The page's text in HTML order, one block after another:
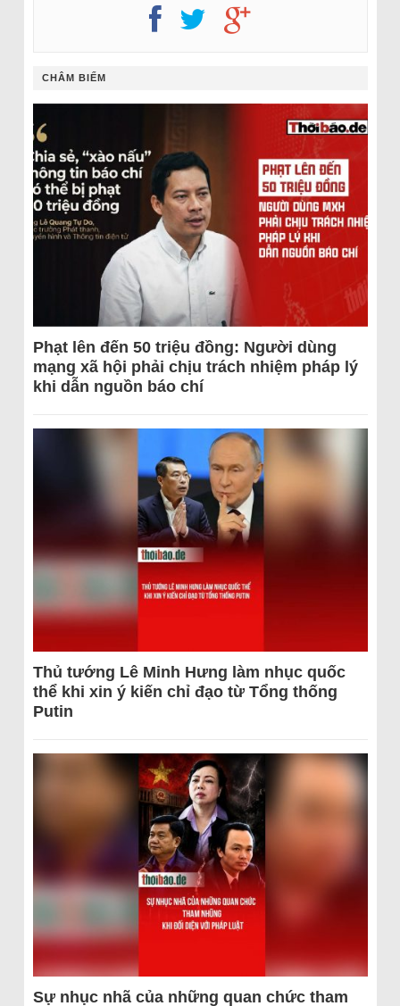
CHÂM BIẾM
Phạt lên đến 50 triệu đồng: Người dùng
mạng xã hội phải chịu trách nhiệm pháp lý
khi dẫn nguồn báo chí
Thủ tướng Lê Minh Hưng làm nhục quốc
thể khi xin ý kiến chỉ đạo từ Tổng thống
Putin
Sự nhục nhã của những quan chức tham